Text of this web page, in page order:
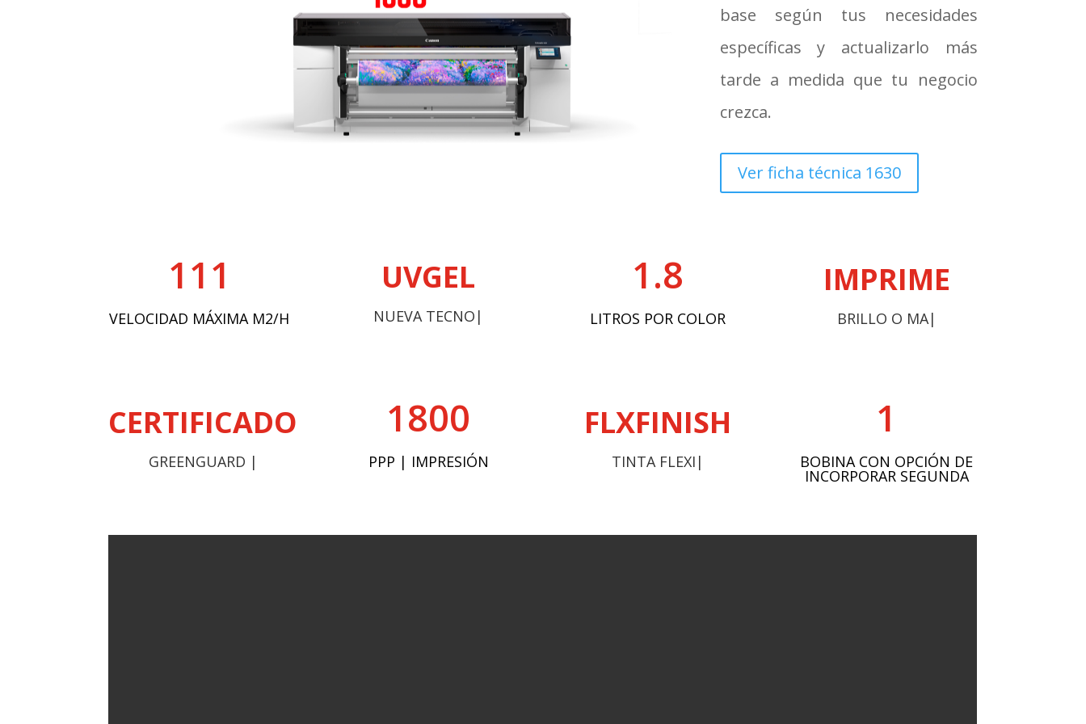
Para lona
Cristal Glass
Traslúcido
Facade Film
FACHADAS VENTILADAS
Avery Dennison Sostenible
Sobre Pared
Sobre Pared Eco sostenible
Antigraffiti
Cinta de sellado
Hojas 18mm
Hojas 25mm
Hojas circulares
Hojas especiales
Raspadores
Contenedor hojas
Multipropósito
Tipo haragán
Módulos Preconfigurados Modulate
Módulos standard Linear
base según tus necesidades
específicas y actualizarlo más
tarde a medida que tu negocio
crezca.
Ver ficha técnica 1630
111
VELOCIDAD MÁXIMA M2/H
UVGEL
NUEVA TECNOLOGÍA
1.8
LITROS POR COLOR
IMPRIME
BRILLO O MATE
CERTIFICADO
GREENGUARD GOLD
1800
PPP | IMPRESIÓN
FLXFINISH
TINTA FLEXIBLE
1
BOBINA CON OPCIÓN DE
INCORPORAR SEGUNDA